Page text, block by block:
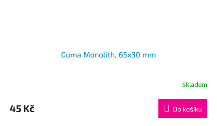
Guma Monolith, 65x30 mm
Skladem
45 Kč Do košíku